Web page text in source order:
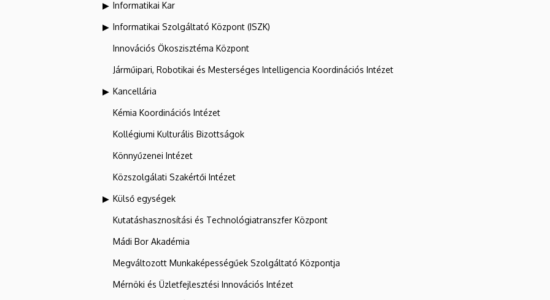
Informatikai Kar
Informatikai Szolgáltató Központ (ISZK)
Innovációs Ökoszisztéma Központ
Járműipari, Robotikai és Mesterséges Intelligencia Koordinációs Intézet
Kancellária
Kémia Koordinációs Intézet
Kollégiumi Kulturális Bizottságok
Könnyűzenei Intézet
Közszolgálati Szakértői Intézet
Külső egységek
Kutatáshasznosítási és Technológiatranszfer Központ
Mádi Bor Akadémia
Megváltozott Munkaképességűek Szolgáltató Központja
Mérnöki és Üzletfejlesztési Innovációs Intézet